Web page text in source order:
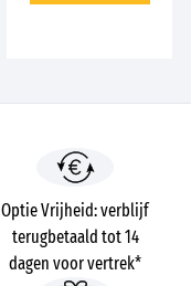
Optie Vrijheid: verblijf
terugbetaald tot 14
dagen voor vertrek*